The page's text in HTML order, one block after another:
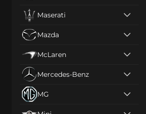
Maserati
Mazda
McLaren
Mercedes-Benz
MG